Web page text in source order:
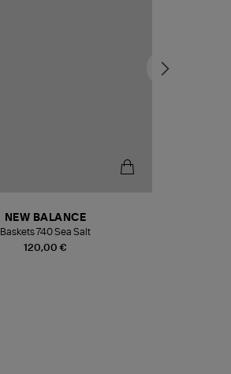
120,00 €
NEW BALANCE
Baskets 740 Sea Salt